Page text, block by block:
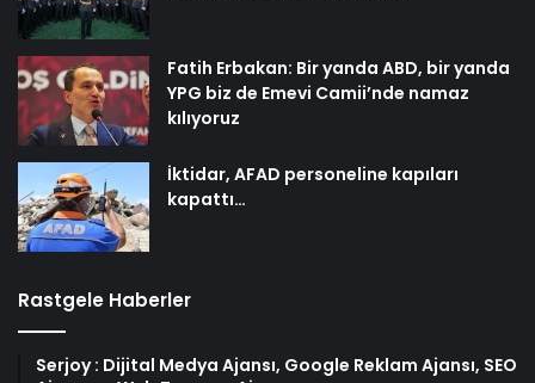
Fatih Erbakan: Bir yanda ABD, bir yanda
YPG biz de Emevi Camii’nde namaz
kılıyoruz
İktidar, AFAD personeline kapıları
kapattı…
Rastgele Haberler
Serjoy : Dijital Medya Ajansı, Google Reklam Ajansı, SEO